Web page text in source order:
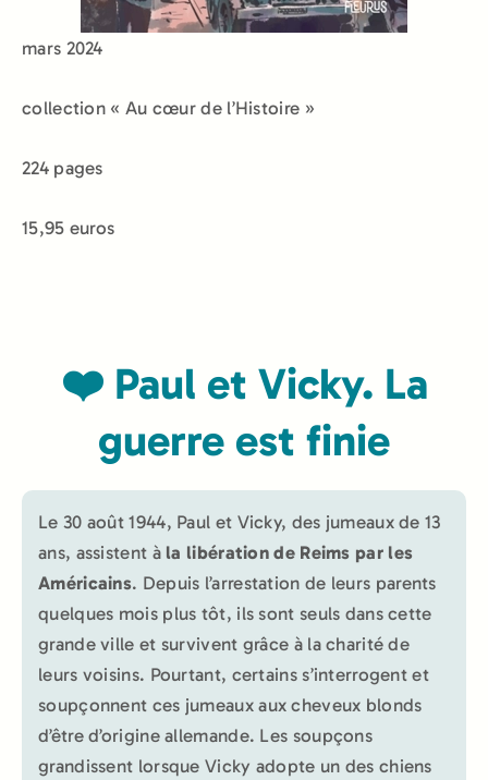
mars 2024
collection « Au cœur de l’Histoire »
224 pages
15,95 euros
❤️ Paul et Vicky. La
guerre est finie
Le 30 août 1944, Paul et Vicky, des jumeaux de 13
ans, assistent à la libération de Reims par les
Américains. Depuis l’arrestation de leurs parents
quelques mois plus tôt, ils sont seuls dans cette
grande ville et survivent grâce à la charité de
leurs voisins. Pourtant, certains s’interrogent et
soupçonnent ces jumeaux aux cheveux blonds
d’être d’origine allemande. Les soupçons
grandissent lorsque Vicky adopte un des chiens